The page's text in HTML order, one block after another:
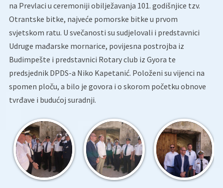
na Prevlaci u ceremoniji obilježavanja 101. godišnjice tzv.
Otrantske bitke, najveće pomorske bitke u prvom
svjetskom ratu. U svečanosti su sudjelovali i predstavnici
Udruge mađarske mornarice, povijesna postrojba iz
Budimpešte i predstavnici Rotary club iz Gyora te
predsjednik DPDS-a Niko Kapetanić. Položeni su vijenci na
spomen ploču, a bilo je govora i o skorom početku obnove
tvrđave i budućoj suradnji.